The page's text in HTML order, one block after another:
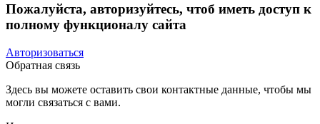
Пожалуйста, авторизуйтесь, чтоб иметь доступ к
полному функционалу сайта
Авторизоваться
Обратная связь
Здесь вы можете оставить свои контактные данные, чтобы мы
могли связаться с вами.